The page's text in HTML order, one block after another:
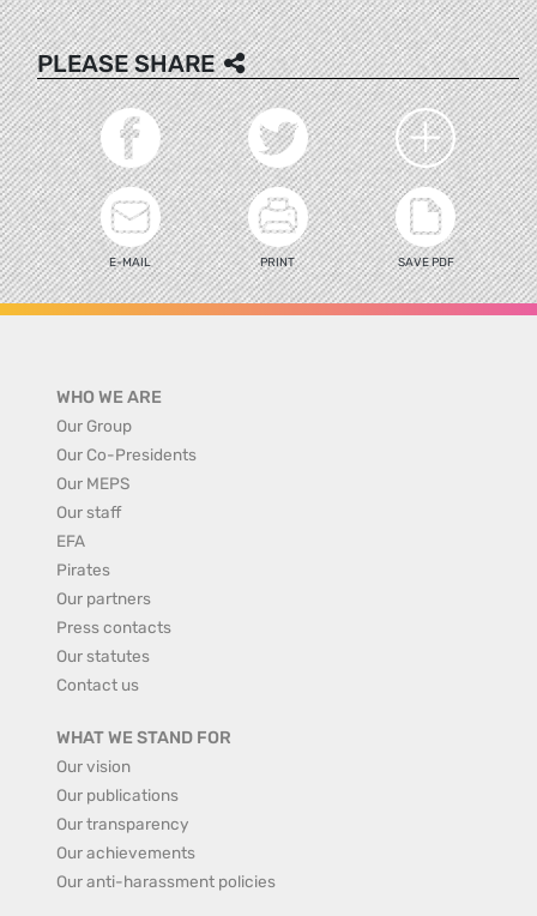
PLEASE SHARE
E-MAIL PRINT SAVE PDF
WHO WE ARE
Our Group
Our Co-Presidents
Our MEPS
Our staff
EFA
Pirates
Our partners
Press contacts
Our statutes
Contact us
WHAT WE STAND FOR
Our vision
Our publications
Our transparency
Our achievements
Our anti-harassment policies